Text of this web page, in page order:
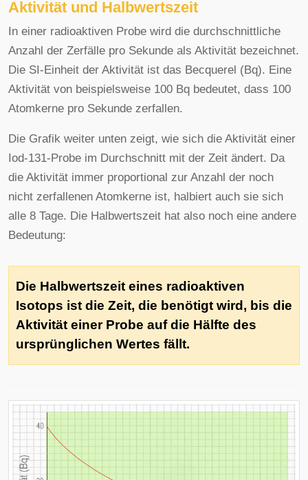
Aktivität und Halbwertszeit
In einer radioaktiven Probe wird die durchschnittliche
Anzahl der Zerfälle pro Sekunde als Aktivität bezeichnet.
Die SI-Einheit der Aktivität ist das Becquerel (Bq). Eine
Aktivität von beispielsweise 100 Bq bedeutet, dass 100
Atomkerne pro Sekunde zerfallen.
Die Grafik weiter unten zeigt, wie sich die Aktivität einer
Iod-131-Probe im Durchschnitt mit der Zeit ändert. Da
die Aktivität immer proportional zur Anzahl der noch
nicht zerfallenen Atomkerne ist, halbiert auch sie sich
alle 8 Tage. Die Halbwertszeit hat also noch eine andere
Bedeutung:
Die Halbwertszeit eines radioaktiven
Isotops ist die Zeit, die benötigt wird, bis die
Aktivität einer Probe auf die Hälfte des
ursprünglichen Wertes fällt.